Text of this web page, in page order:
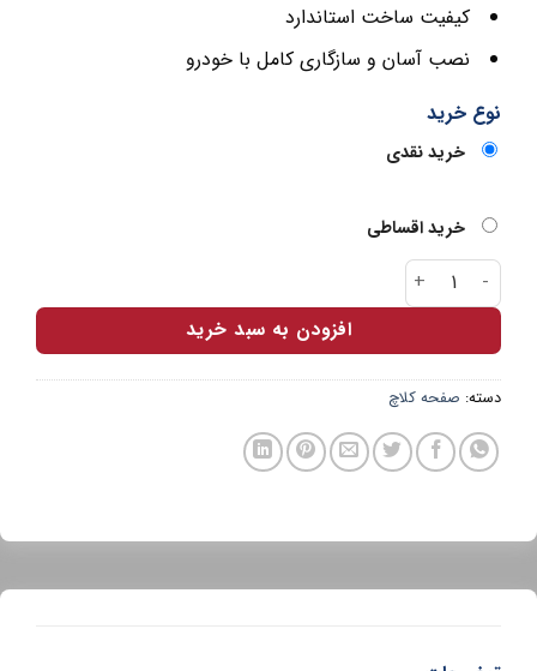
کیفیت ساخت استاندارد
نصب آسان و سازگاری کامل با خودرو
نوع خرید
خرید نقدی
خرید اقساطی
کیت کلاچ پیکان شایان صنعت عدد
افزودن به سبد خرید
دسته:صفحه کلاچ